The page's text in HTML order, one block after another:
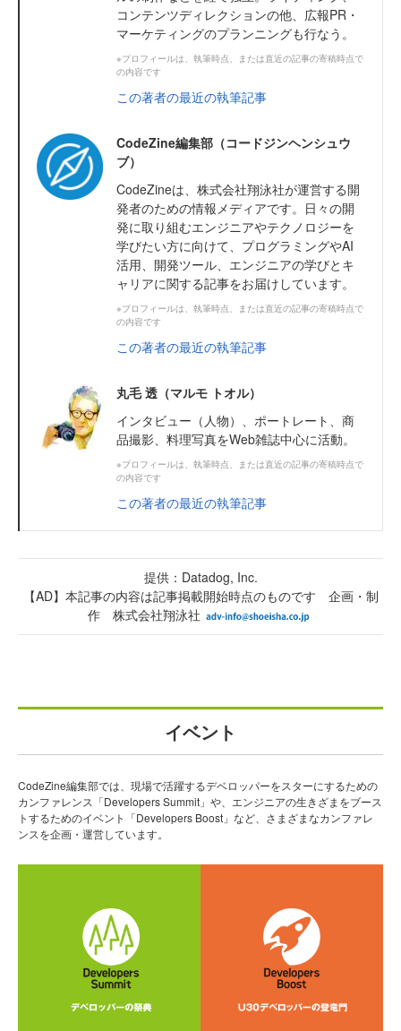
コンテンツディレクションの他、広報PR・
マーケティングのプランニングも行なう。
※プロフィールは、執筆時点、または直近の記事の寄稿時点で
の内容です
この著者の最近の執筆記事
CodeZine編集部（コードジンヘンシュウ
ブ）
CodeZineは、株式会社翔泳社が運営する開
発者のための情報メディアです。日々の開
発に取り組むエンジニアやテクノロジーを
学びたい方に向けて、プログラミングやAI
活用、開発ツール、エンジニアの学びとキ
ャリアに関する記事をお届けしています。
※プロフィールは、執筆時点、または直近の記事の寄稿時点で
の内容です
この著者の最近の執筆記事
丸毛 透（マルモ トオル）
インタビュー（人物）、ポートレート、商
品撮影、料理写真をWeb雑誌中心に活動。
※プロフィールは、執筆時点、または直近の記事の寄稿時点で
の内容です
この著者の最近の執筆記事
提供：Datadog, Inc.
【AD】本記事の内容は記事掲載開始時点のものです 企画・制
作 株式会社翔泳社
イベント
CodeZine編集部では、現場で活躍するデベロッパーをスターにするための
カンファレンス「Developers Summit」や、エンジニアの生きざまをブース
トするためのイベント「Developers Boost」など、さまざまなカンファレ
ンスを企画・運営しています。